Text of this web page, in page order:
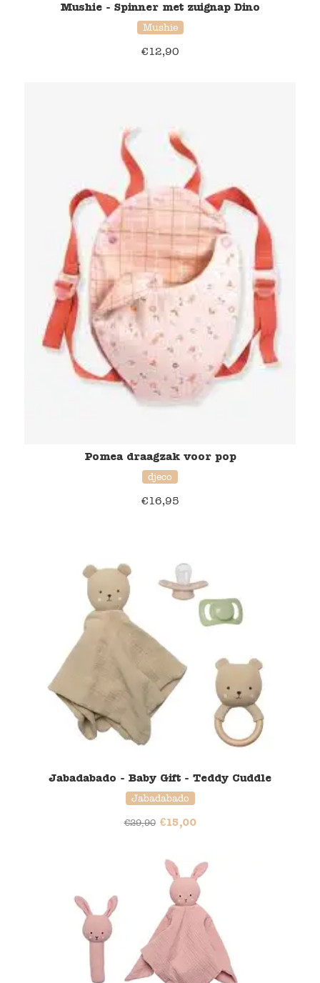
Mushie - Spinner met zuignap Dino
Mushie
€12,90
Pomea draagzak voor pop
djeco
€16,95
Jabadabado - Baby Gift - Teddy Cuddle
Jabadabado
€29,90 €15,00